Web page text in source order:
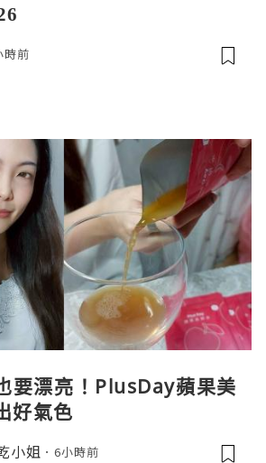
時前
要漂亮！PlusDay蘋果美
好氣色
小姐 6小時前